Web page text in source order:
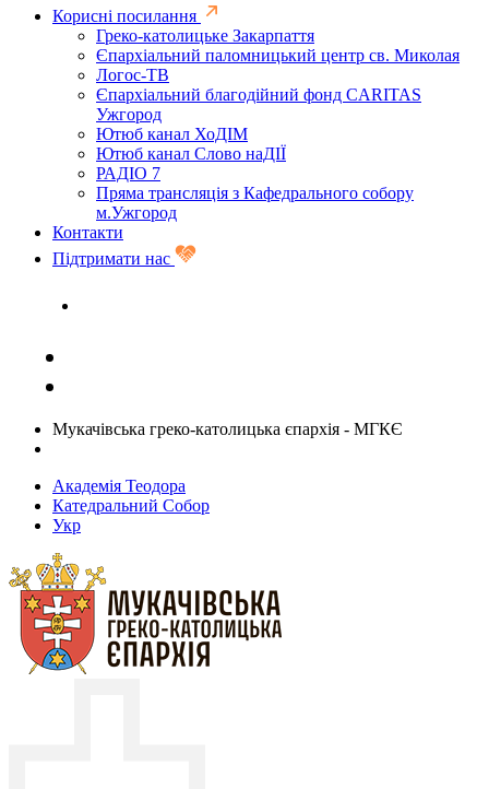
Корисні посилання
Греко-католицьке Закарпаття
Єпархіальний паломницький центр св. Миколая
Логос-ТВ
Єпархіальний благодійний фонд CARITAS
Ужгород
Ютюб канал ХоДІМ
Ютюб канал Слово наДІЇ
РАДІО 7
Пряма трансляція з Кафедрального собору
м.Ужгород
Контакти
Підтримати нас
Мукачівська греко-католицька єпархія - МГКЄ
Академія Теодора
Катедральний Собор
Укр